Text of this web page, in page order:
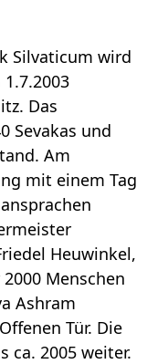
Silvaticum wird
Das
Sevakas und
Am
mit einem Tag
Heuwinkel,
Menschen
Ashram
Tür. Die
ca. 2005 weiter.